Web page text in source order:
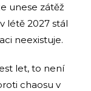
unese zátěž
létě 2027 stál
neexistuje.
let, to není
chaosu v